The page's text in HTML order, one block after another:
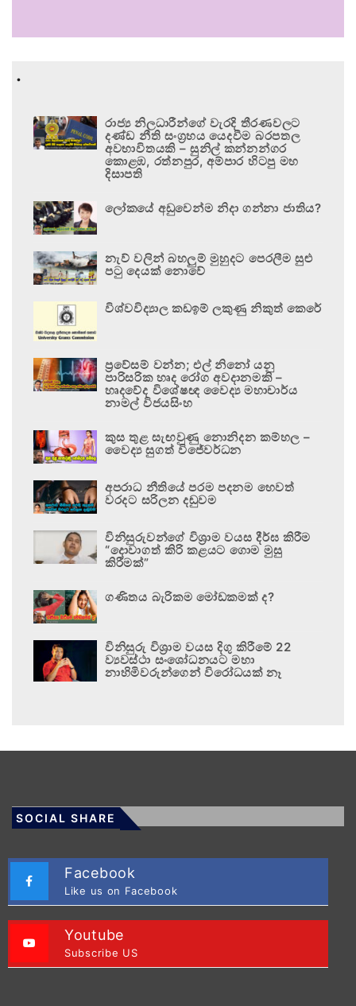
.
රාජ්‍ය නිලධාරීන්ගේ වැරදි තීරණවලට
දණ්ඩ නීති සංග්‍රහය යෙදවීම බරපතල
අවභාවිතයකි – සුනිල් කන්නන්ගර
කොළඹ, රත්නපුර, අම්පාර හිටපු මහ
දිසාපති
ලෝකයේ අඩුවෙන්ම නිදා ගන්නා ජාතිය?
නැව් වලින් බහලුම් මුහුදට පෙරලීම සුළු
පටු දෙයක් නොවේ
විශ්වවිද්‍යාල කඩඉම් ලකුණු නිකුත් කෙරේ
ප්‍රවේසම් වන්න; එල් නිනෝ යනු
පාරිසරික හෘද රෝග අවදානමකි –
හෘදවේද විශේෂඥ වෛද්‍ය මහාචාර්ය
නාමල් විජයසිංහ
කුස තුළ සැඟවුණු නොනිදන කම්හල –
වෛද්‍ය සුගත් විජේවර්ධන
අපරාධ නීතියේ පරම පදනම හෙවත්
වරදට සරිලන දඬුවම
විනිසුරුවන්ගේ විශ්‍රාම වයස දීර්ඝ කිරීම
“දොවාගත් කිරි කළයට ගොම මුසු
කිරීමක්”
ගණිතය බැරිකම මෝඩකමක් ද?
විනිසුරු විශ්‍රාම වයස දිගු කිරීමේ 22
ව්‍යවස්ථා සංශෝධනයට මහා
නාහිමිවරුන්ගෙන් විරෝධයක් නෑ
SOCIAL SHARE
Facebook
Like us on Facebook
Youtube
Subscribe US